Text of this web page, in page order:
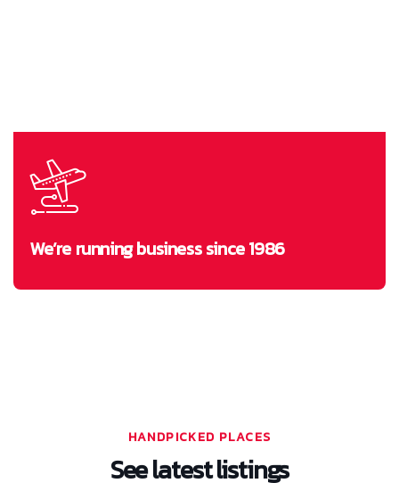
We’re running business since 1986
HANDPICKED PLACES
See latest listings